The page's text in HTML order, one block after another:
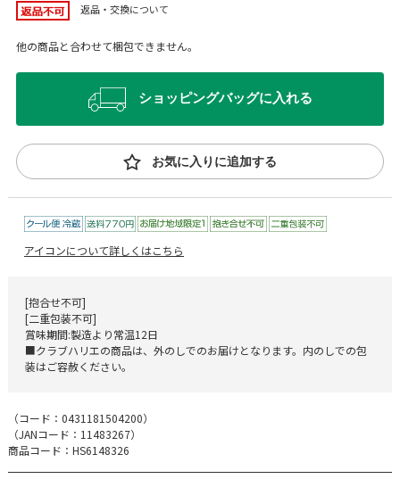
返品・交換について
他の商品と合わせて梱包できません。
ショッピングバッグに入れる
お気に入りに追加する
アイコンについて詳しくはこちら
[抱合せ不可]
[二重包装不可]
賞味期間:製造より常温12日
■クラブハリエの商品は、外のしでのお届けとなります。内のしでの包
装はご容赦ください。
（コード： 0431181504200）
（JANコード： 11483267）
商品コード：HS6148326